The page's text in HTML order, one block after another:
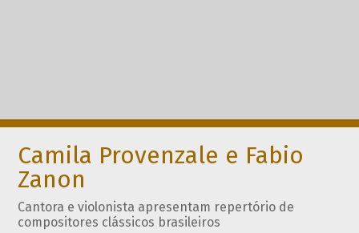
Camila Provenzale e Fabio
Zanon
Cantora e violonista apresentam repertório de
compositores clássicos brasileiros